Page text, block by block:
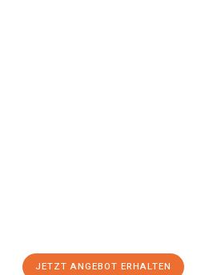
JETZT ANGEBOT ERHALTEN